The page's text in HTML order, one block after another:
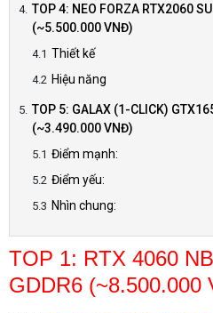
TOP 4: NEO FORZA RTX2060
(~5.500.000 VNĐ)
Thiết kế
Hiệu năng
TOP 5: GALAX (1-CLICK)
(~3.490.000 VNĐ)
Điểm mạnh:
Điểm yếu:
Nhìn chung:
TOP 1: RTX 4060
GDDR6 (~8.500.000